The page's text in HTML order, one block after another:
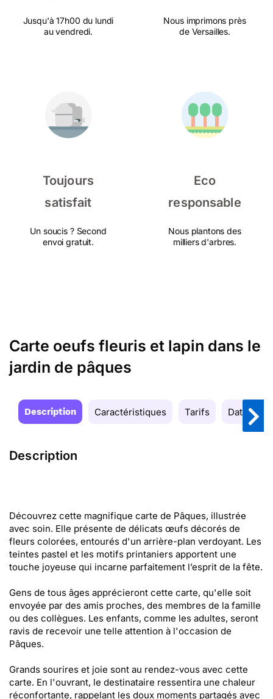
Jusqu'à 17h00 du lundi
au vendredi.
Nous imprimons près
de Versailles.
Toujours
satisfait
Un soucis ? Second
envoi gratuit.
Eco
responsable
Nous plantons des
milliers d'arbres.
Carte oeufs fleuris et lapin dans le
jardin de pâques
Description Caractéristiques Tarifs Date de
Description
Découvrez cette magnifique carte de Pâques, illustrée
avec soin. Elle présente de délicats œufs décorés de
fleurs colorées, entourés d'un arrière-plan verdoyant. Les
teintes pastel et les motifs printaniers apportent une
touche joyeuse qui incarne parfaitement l’esprit de la fête.
Gens de tous âges apprécieront cette carte, qu'elle soit
envoyée par des amis proches, des membres de la famille
ou des collègues. Les enfants, comme les adultes, seront
ravis de recevoir une telle attention à l'occasion de
Pâques.
Grands sourires et joie sont au rendez-vous avec cette
carte. En l'ouvrant, le destinataire ressentira une chaleur
réconfortante, rappelant les doux moments partagés avec